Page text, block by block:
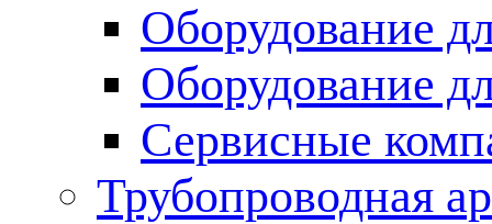
Оборудование
Оборудование
Сервисные
Трубопроводная